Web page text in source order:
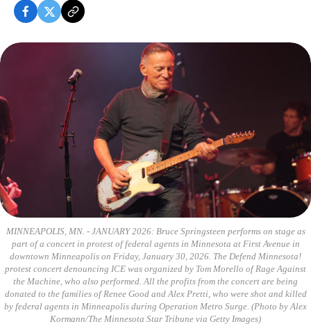
MINNEAPOLIS, MN. - JANUARY 2026: Bruce Springsteen performs on stage as
part of a concert in protest of federal agents in Minnesota at First Avenue in
downtown Minneapolis on Friday, January 30, 2026. The Defend Minnesota!
protest concert denouncing ICE was organized by Tom Morello of Rage Against
the Machine, who also performed. All the profits from the concert are being
donated to the families of Renee Good and Alex Pretti, who were shot and killed
by federal agents in Minneapolis during Operation Metro Surge. (Photo by Alex
Kormann/The Minnesota Star Tribune via Getty Images)